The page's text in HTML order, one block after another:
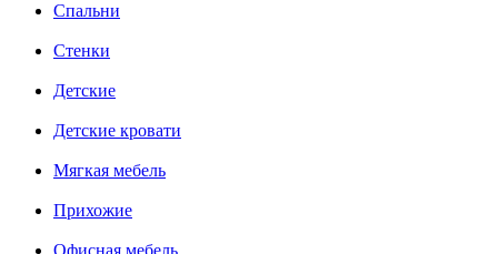
Cпальни
Стенки
Детские
Детские кровати
Мягкая мебель
Прихожие
Офисная мебель